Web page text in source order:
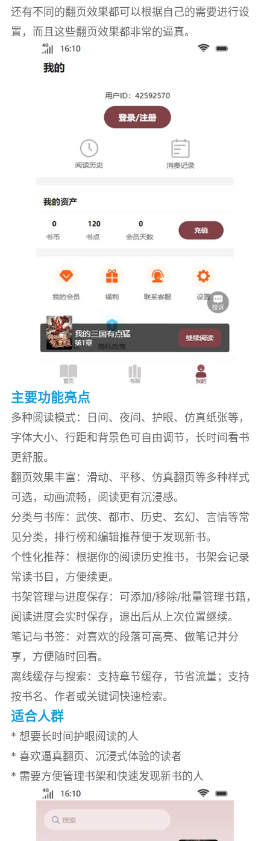
还有不同的翻页效果都可以根据自己的需要进行设
置，而且这些翻页效果都非常的逼真。
主要功能亮点
多种阅读模式：日间、夜间、护眼、仿真纸张等，
字体大小、行距和背景色可自由调节，长时间看书
更舒服。
翻页效果丰富：滑动、平移、仿真翻页等多种样式
可选，动画流畅，阅读更有沉浸感。
分类与书库：武侠、都市、历史、玄幻、言情等常
见分类，排行榜和编辑推荐便于发现新书。
个性化推荐：根据你的阅读历史推书，书架会记录
常读书目，方便续更。
书架管理与进度保存：可添加/移除/批量管理书籍，
阅读进度会实时保存，退出后从上次位置继续。
笔记与书签：对喜欢的段落可高亮、做笔记并分
享，方便随时回看。
离线缓存与搜索：支持章节缓存，节省流量；支持
按书名、作者或关键词快速检索。
适合人群
* 想要长时间护眼阅读的人
* 喜欢逼真翻页、沉浸式体验的读者
* 需要方便管理书架和快速发现新书的人